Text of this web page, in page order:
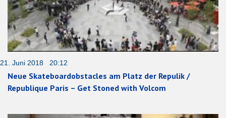
21. Juni 2018 20:12
Neue Skateboardobstacles am Platz der Repulik /
Republique Paris – Get Stoned with Volcom